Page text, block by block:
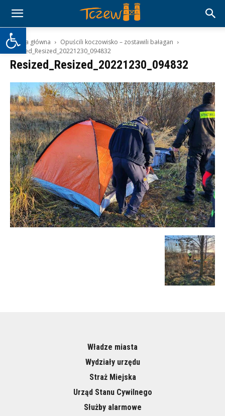
Otwórz pasek narzędzi
Strona główna
Opuścili koczowisko – zostawili bałagan
Resized_Resized_20221230_094832
Resized_Resized_20221230_094832
Władze miasta
Wydziały urzędu
Straż Miejska
Urząd Stanu Cywilnego
Służby alarmowe